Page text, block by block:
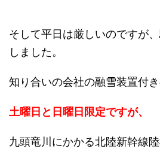
そして平日は厳しいのですが
しました。
知り合いの会社の融雪装置付き
土曜日と日曜日限定ですが、
九頭竜川にかかる北陸新幹線